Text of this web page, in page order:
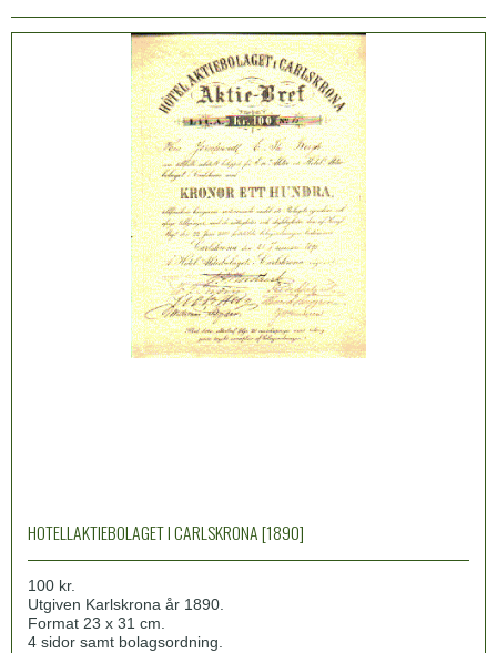
HOTELLAKTIEBOLAGET I CARLSKRONA [1890]
100 kr.
Utgiven Karlskrona år 1890.
Format 23 x 31 cm.
4 sidor samt bolagsordning.